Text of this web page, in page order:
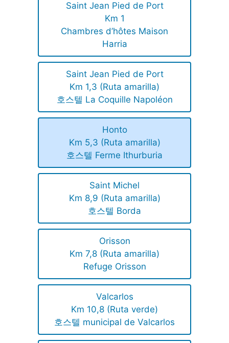
Saint Jean Pied de Port
Km 1
Chambres d’hôtes Maison
Harria
Saint Jean Pied de Port
Km 1,3 (Ruta amarilla)
호스텔 La Coquille Napoléon
Honto
Km 5,3 (Ruta amarilla)
호스텔 Ferme Ithurburia
Saint Michel
Km 8,9 (Ruta amarilla)
호스텔 Borda
Orisson
Km 7,8 (Ruta amarilla)
Refuge Orisson
Valcarlos
Km 10,8 (Ruta verde)
호스텔 municipal de Valcarlos